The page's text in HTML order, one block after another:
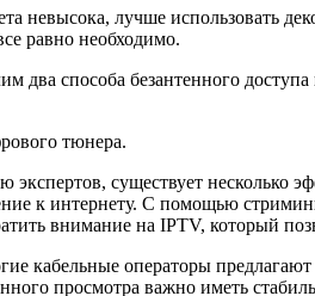
невысока, лучше использовать
равно необходимо.
два способа безантенного доступа
тюнера.
экспертов, существует несколько
к интернету. С помощью
внимание на IPTV, который
кабельные операторы
просмотра важно иметь